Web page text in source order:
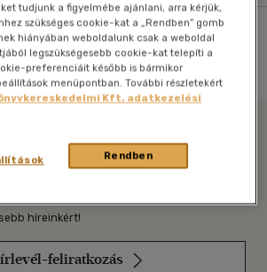
az irodalommal!
híreinkért!
feliratkozás
tudjunk a figyelmébe ajánlani, arra kérjük,
szükséges cookie-kat a „Rendben” gomb
hiányában weboldalunk csak a weboldal
legszükségesebb cookie-kat telepíti a
preferenciáit később is bármikor
menüpontban. További részletekért
Kft. adatkezelési
Rendben